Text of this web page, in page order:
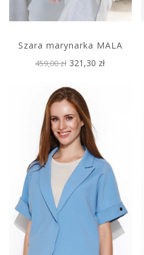
Szara marynarka MALA
459,00 zł 321,30 zł